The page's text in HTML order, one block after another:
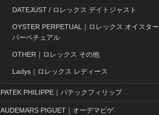
DATEJUST / ロレックス デイトジャスト
OYSTER PERPETUAL｜ロレックス オイスター
パーペチュアル
OTHER｜ロレックス その他
Ladys｜ロレックス レディース
PATEK PHILIPPE｜パテックフィリップ
AUDEMARS PIGUET｜オーデマピゲ